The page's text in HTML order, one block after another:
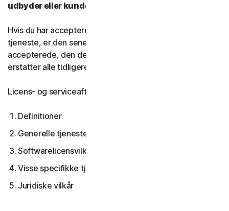
udbyder eller kundeservice og support.
Hvis du har accepteret flere versioner af denne LSA til en
tjeneste, er den seneste version af LSA, du
accepterede, den der gælder for dig og os og den
erstatter alle tidligere versioner.
Licens- og serviceaftalen dækker:
Definitioner
Generelle tjenestevilkår
Softwarelicensvilkår
Visse specifikke tjenestevilkår
Juridiske vilkår